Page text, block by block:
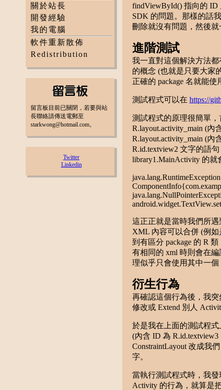
關於站長
開發經驗
我的電腦
軟件重新散佈
Redistribution
留言板目前已關閉，若要與站
長聯絡請傳送電郵至
starkwong@hotmail.com。
Twitter
Linkedin
findViewById() 指向的
SDK 的問題。那樣的話
刪除就沒有問題，然後
進階測試
我一直對這個解決方法都
的概念 (也就是只要大家
正確的 package 名就能
測試程式可以在 https://
測試程式的原理很簡單
R.layout.activity_main (
R.layout.activity_main (
R.id.textview2 文字的語
library1.MainActivity 的就
這正正就是當時我們所
XML 內容可以合併 (例如
到有區分 package 的 R
有相同的 xml 時則會在
理似乎只會使用其中一個
衍生行為
再確認這個行為後，我
修改或 Extend 別人
於是我在上面的測試程式
(內含 ID 為
ConstraintLayout 改成我
字。
當執行測試程式時，我
Activity 的行為，就算是